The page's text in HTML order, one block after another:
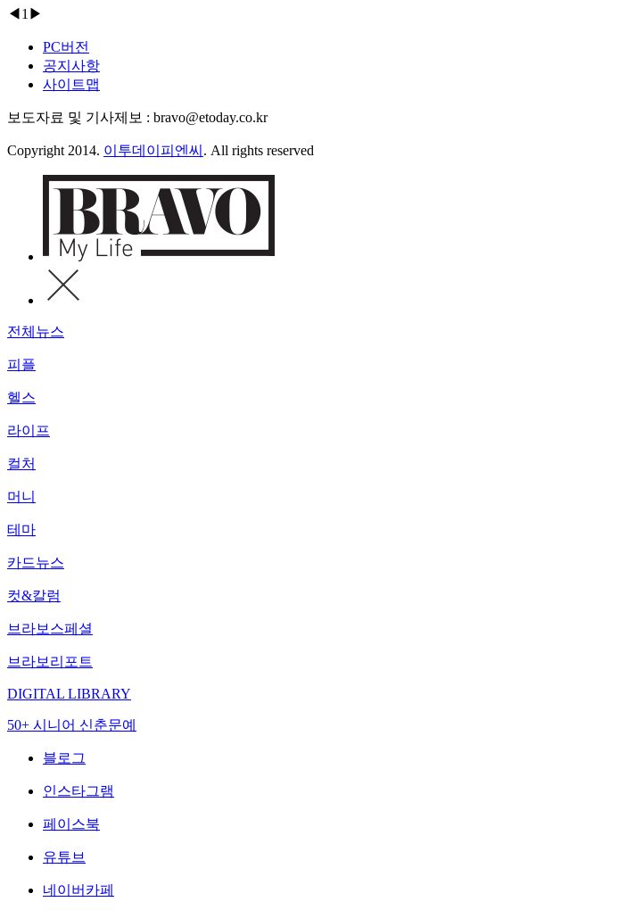
◀ 1 ▶
PC버전
공지사항
사이트맵
보도자료 및 기사제보 : bravo@etoday.co.kr
Copyright 2014. 이투데이피엔씨 . All rights reserved
전체뉴스
피플
헬스
라이프
컬처
머니
테마
카드뉴스
컷&칼럼
브라보스페셜
브라보리포트
DIGITAL LIBRARY
50+ 시니어 신춘문예
블로그
인스타그램
페이스북
유튜브
네이버카페